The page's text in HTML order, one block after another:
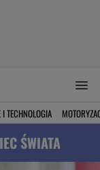
I TECHNOLOGIA
ŚWIATA